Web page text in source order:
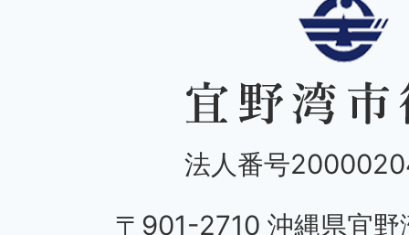
法人番号
〒901-2710 沖縄県宜野